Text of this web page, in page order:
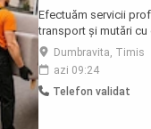
Efectuăm servicii
transport și mutări cu
capacitate. Suntem
avem grijă de
Sunati cu incredere
Mutari partamente ,
Dumbravita, Timis
azi 09:24
Telefon validat